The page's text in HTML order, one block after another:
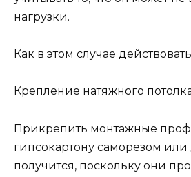
нагрузки.
Как в этом случае
Крепление натяжного
Прикрепить монтажные
гипсокартону саморезом
получится, поскольку они